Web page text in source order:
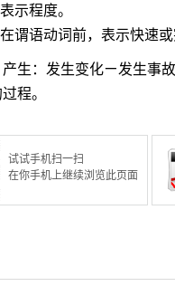
示程度。
谓语动词前，表示快速
生：发生变化ㄧ发生事
程。
试试手机扫一扫
在你手机上继续浏览此页面